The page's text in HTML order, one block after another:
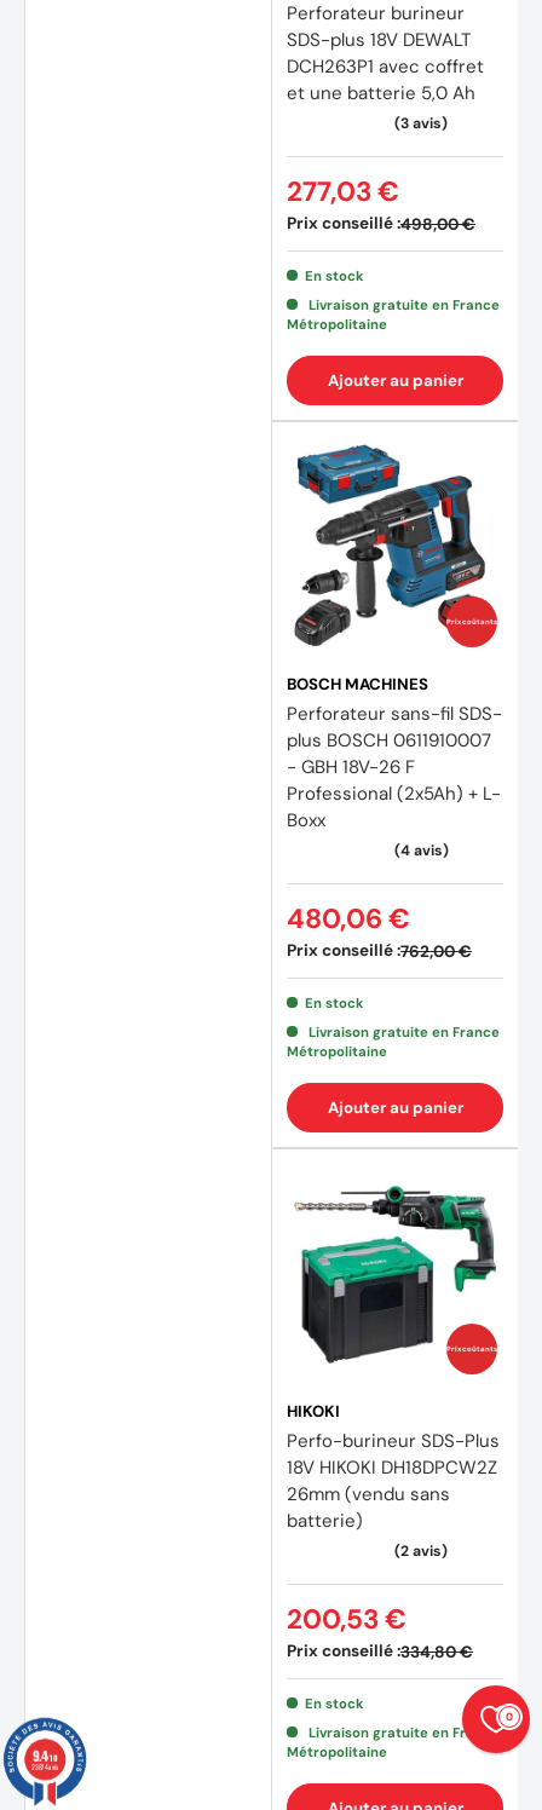
Perforateur burineur
SDS-plus 18V DEWALT
DCH263P1 avec coffret
et une batterie 5,0 Ah
Prix conseillé :498,00 €
277,03 €
En stock
Livraison gratuite en France
Métropolitaine
Ajouter au panier
Prix coûtants
BOSCH MACHINES
Perforateur sans-fil SDS-
plus BOSCH 0611910007
- GBH 18V-26 F
Professional (2x5Ah) + L-
Boxx
Prix conseillé :762,00 €
480,06 €
En stock
Livraison gratuite en France
Métropolitaine
Ajouter au panier
Prix coûtants
HIKOKI
Perfo-burineur SDS-Plus
18V HIKOKI DH18DPCW2Z
26mm (vendu sans
batterie)
Prix conseillé :334,80 €
200,53 €
En stock
Livraison gratuite en France
Métropolitaine
0
9.4/10
23874 avis